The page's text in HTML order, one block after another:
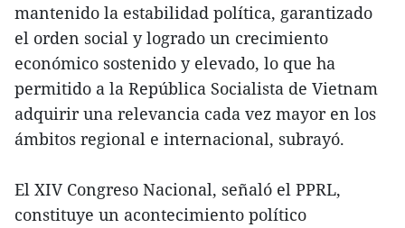
mantenido la estabilidad política, garantizado
el orden social y logrado un crecimiento
económico sostenido y elevado, lo que ha
permitido a la República Socialista de Vietnam
adquirir una relevancia cada vez mayor en los
ámbitos regional e internacional, subrayó.
El XIV Congreso Nacional, señaló el PPRL,
constituye un acontecimiento político